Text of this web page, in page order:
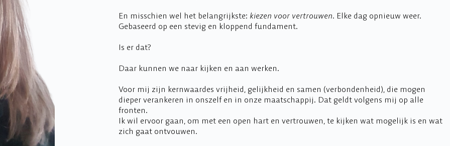
En misschien wel het belangrijkste: kiezen voor vertrouwen. Elke dag opnieuw weer.
Gebaseerd op een stevig en kloppend fundament.
Is er dat?
Daar kunnen we naar kijken en aan werken.
Voor mij zijn kernwaardes vrijheid, gelijkheid en samen (verbondenheid), die mogen
dieper verankeren in onszelf en in onze maatschappij. Dat geldt volgens mij op alle
fronten.
Ik wil ervoor gaan, om met een open hart en vertrouwen, te kijken wat mogelijk is en wat
zich gaat ontvouwen.